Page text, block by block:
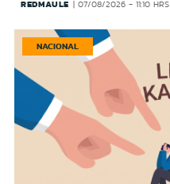
REDMAULE 07/08/2026 - 11:10 HRS
NACIONAL